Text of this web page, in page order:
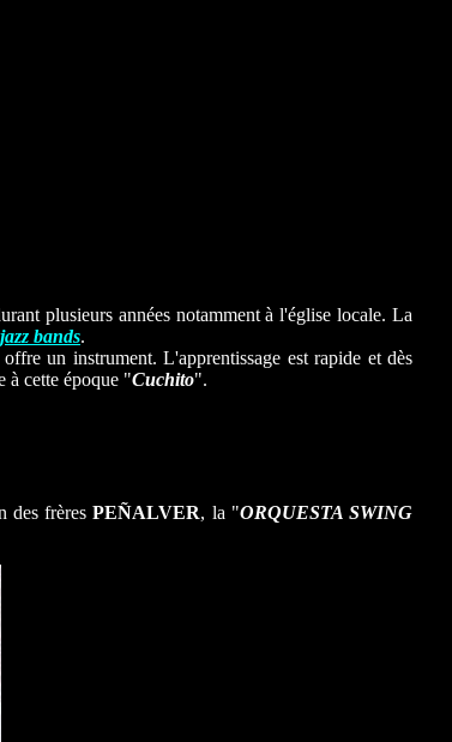
plusieurs années notamment à l'église locale. La
bands.
un instrument. L'apprentissage est rapide et dès
à cette époque "Cuchito".
des frèresPEÑALVER, la "ORQUESTA SWING